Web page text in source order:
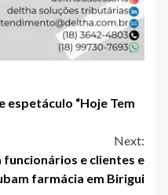
“Hoje Tem
Next:
e clientes e
farmácia em Birigui